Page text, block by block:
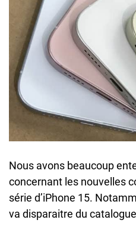
Nous avons beaucoup
concernant les nouvelles
série d’iPhone 15.
va disparaitre du